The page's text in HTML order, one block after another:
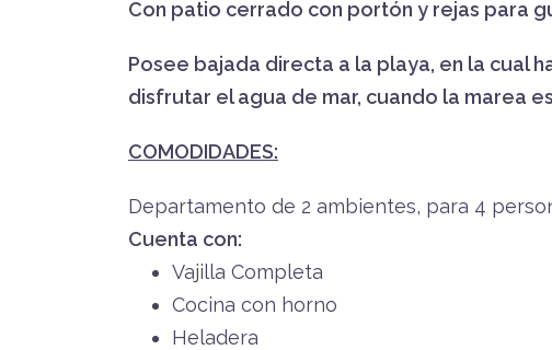
Con patio cerrado con portón y rejas para
Posee bajada directa a la playa, en la cual
disfrutar el agua de mar, cuando la marea
COMODIDADES:
Departamento de 2 ambientes, para 4
Cuenta con:
Vajilla Completa
Cocina con horno
Heladera